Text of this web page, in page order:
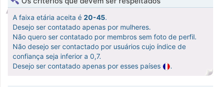
A faixa etária aceita é 20-45.
Desejo ser contatado apenas por mulheres.
Não quero ser contatado por membros sem foto de perfil.
Não desejo ser contactado por usuários cujo índice de
confiança seja inferior a 0,7.
Desejo ser contatado apenas por esses países
.